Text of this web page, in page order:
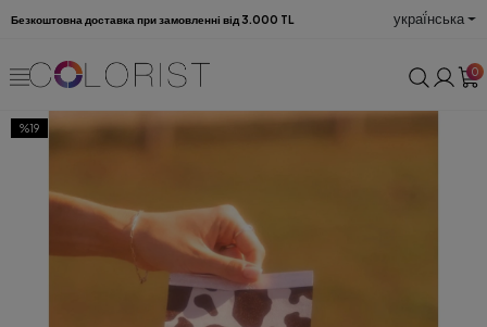
Безкоштовна доставка при замовленні від 3.000 TL украї́нська
0
%19